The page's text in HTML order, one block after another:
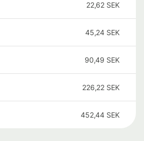
22,62 SEK
45,24 SEK
90,49 SEK
226,22 SEK
452,44 SEK